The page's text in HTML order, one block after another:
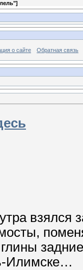
]
о сайте Обратная связь
взялся
Илимске…